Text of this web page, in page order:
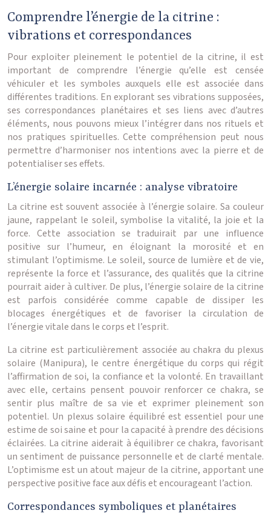
Comprendre l’énergie de la citrine :
vibrations et correspondances
Pour exploiter pleinement le potentiel de la citrine, il est
important de comprendre l’énergie qu’elle est censée
véhiculer et les symboles auxquels elle est associée dans
différentes traditions. En explorant ses vibrations supposées,
ses correspondances planétaires et ses liens avec d’autres
éléments, nous pouvons mieux l’intégrer dans nos rituels et
nos pratiques spirituelles. Cette compréhension peut nous
permettre d’harmoniser nos intentions avec la pierre et de
potentialiser ses effets.
L’énergie solaire incarnée : analyse vibratoire
La citrine est souvent associée à l’énergie solaire. Sa couleur
jaune, rappelant le soleil, symbolise la vitalité, la joie et la
force. Cette association se traduirait par une influence
positive sur l’humeur, en éloignant la morosité et en
stimulant l’optimisme. Le soleil, source de lumière et de vie,
représente la force et l’assurance, des qualités que la citrine
pourrait aider à cultiver. De plus, l’énergie solaire de la citrine
est parfois considérée comme capable de dissiper les
blocages énergétiques et de favoriser la circulation de
l’énergie vitale dans le corps et l’esprit.
La citrine est particulièrement associée au chakra du plexus
solaire (Manipura), le centre énergétique du corps qui régit
l’affirmation de soi, la confiance et la volonté. En travaillant
avec elle, certains pensent pouvoir renforcer ce chakra, se
sentir plus maître de sa vie et exprimer pleinement son
potentiel. Un plexus solaire équilibré est essentiel pour une
estime de soi saine et pour la capacité à prendre des décisions
éclairées. La citrine aiderait à équilibrer ce chakra, favorisant
un sentiment de puissance personnelle et de clarté mentale.
L’optimisme est un atout majeur de la citrine, apportant une
perspective positive face aux défis et encourageant l’action.
Correspondances symboliques et planétaires